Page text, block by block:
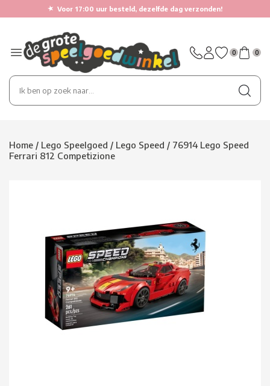
★ Voor 17:00 uur besteld, dezelfde dag verzonden!
0 0
Home / Lego Speelgoed / Lego Speed / 76914 Lego Speed
Ferrari 812 Competizione